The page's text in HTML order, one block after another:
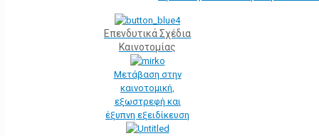
Επενδυτικά Σχέδια
Καινοτομίας
Μετάβαση στην
καινοτομική,
εξωστρεφή και
έξυπνη εξειδίκευση